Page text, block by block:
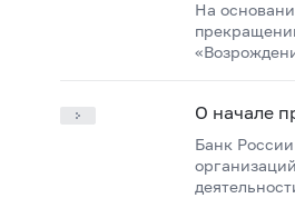
На
О начале
Банк